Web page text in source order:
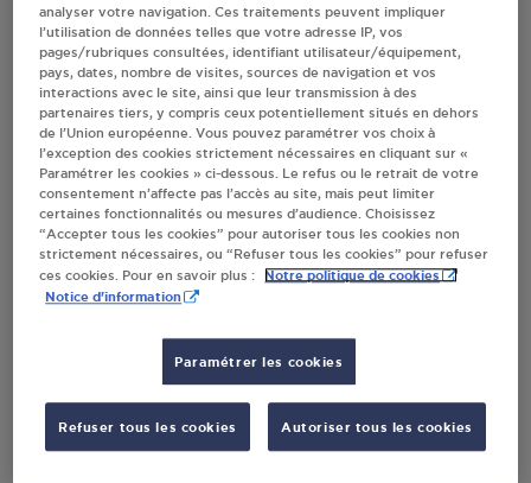
Villes
DISTRIBUTEUR AUTOMATIQUE 24/24
CARREFOUR LA CHAPELLE ST LUC
4 BOULEVARD DE L'OUEST
10600LA CHAPELLE ST LUC
S'Y RENDRE
PREVOT SMETA LA CHAPELLE ST LUC
Z.I.
10600LA CHAPELLE ST LUC
analyser votre navigation. Ces traitements peuvent impliquer
l’utilisation de données telles que votre adresse IP, vos
pages/rubriques consultées, identifiant utilisateur/équipement,
pays, dates, nombre de visites, sources de navigation et vos
interactions avec le site, ainsi que leur transmission à des
partenaires tiers, y compris ceux potentiellement situés en dehors
de l’Union européenne. Vous pouvez paramétrer vos choix à
l’exception des cookies strictement nécessaires en cliquant sur «
Paramétrer les cookies » ci-dessous. Le refus ou le retrait de votre
consentement n’affecte pas l’accès au site, mais peut limiter
certaines fonctionnalités ou mesures d’audience. Choisissez
“Accepter tous les cookies” pour autoriser tous les cookies non
strictement nécessaires, ou “Refuser tous les cookies” pour refuser
ces cookies. Pour en savoir plus :
Notre politique de cookies
Notice d'information
Paramétrer les cookies
Refuser tous les cookies Autoriser tous les cookies